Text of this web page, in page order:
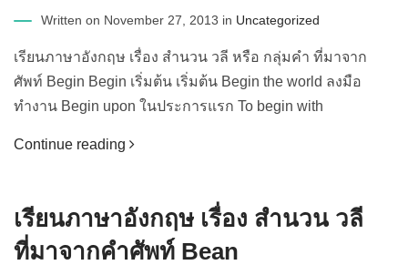
Written on November 27, 2013 in Uncategorized
เรียนภาษาอังกฤษ เรื่อง สำนวน วลี หรือ กลุ่มคำ ที่มาจาก
ศัพท์ Begin Begin เริ่มต้น เริ่มต้น Begin the world ลงมือ
ทำงาน Begin upon ในประการแรก To begin with
Continue reading
เรียนภาษาอังกฤษ เรื่อง สำนวน วลี
ที่มาจากคำศัพท์ Bean